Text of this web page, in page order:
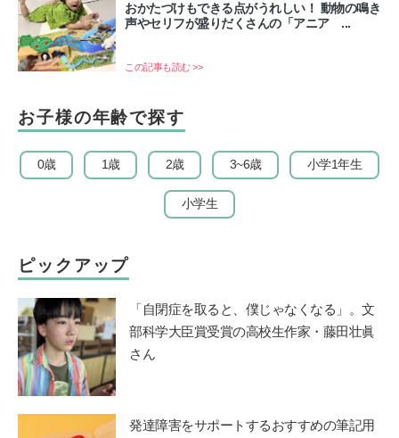
おかたづけもできる点がうれしい！ 動物の鳴き
声やセリフが盛りだくさんの「アニア ...
この記事も読む >>
お子様の年齢で探す
0歳 1歳 2歳 3~6歳 小学1年生
小学生
ピックアップ
「自閉症を取ると、僕じゃなくなる」。文
部科学大臣賞受賞の高校生作家・藤田壮眞
さん
発達障害をサポートするおすすめの筆記用